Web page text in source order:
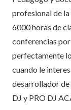
profesional de la
6000 horas de
conferencias
perfectamente
cuando le
desarrollador
DJ y PRO DJ